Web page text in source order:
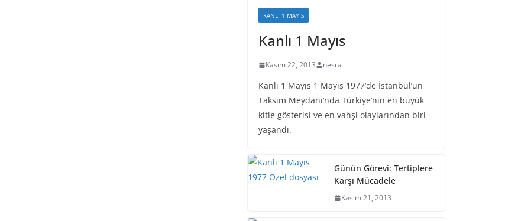
KANLI 1 MAYIS
Kanlı 1 Mayıs
Kasım 22, 2013 nesra
Kanlı 1 Mayıs 1 Mayıs 1977’de İstanbul’un
Taksim Meydanı’nda Türkiye’nin en büyük
kitle gösterisi ve en vahşi olaylarından biri
yaşandı.
Günün Görevi: Tertiplere
Karşı Mücadele
Kasım 21, 2013